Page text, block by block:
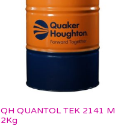
QH QUANTOL TEK 2141 M
2Kg